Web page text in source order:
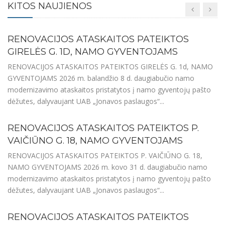
KITOS NAUJIENOS
Ataskaitose pateikta informacija apie atliktus d...
RENOVACIJOS ATASKAITOS PATEIKTOS
GIRELĖS G. 1D, NAMO GYVENTOJAMS
RENOVACIJOS ATASKAITOS PATEIKTOS GIRELĖS G. 1d, NAMO
GYVENTOJAMS 2026 m. balandžio 8 d. daugiabučio namo
modernizavimo ataskaitos pristatytos į namo gyventojų pašto
dėžutes, dalyvaujant UAB „Jonavos paslaugos“...
RENOVACIJOS ATASKAITOS PATEIKTOS P.
VAIČIŪNO G. 18, NAMO GYVENTOJAMS
RENOVACIJOS ATASKAITOS PATEIKTOS P. VAIČIŪNO G. 18,
NAMO GYVENTOJAMS 2026 m. kovo 31 d. daugiabučio namo
modernizavimo ataskaitos pristatytos į namo gyventojų pašto
dėžutes, dalyvaujant UAB „Jonavos paslaugos“...
RENOVACIJOS ATASKAITOS PATEIKTOS